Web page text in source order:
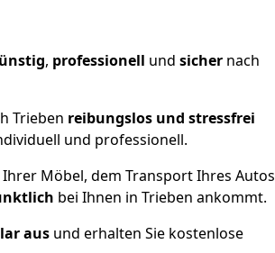
, professionell und sichernach
Trieben reibungslos und stressfrei
und professionell.
Möbel, dem Transport Ihres Autos
bei Ihnen in Trieben ankommt.
ausund erhalten Sie kostenlose